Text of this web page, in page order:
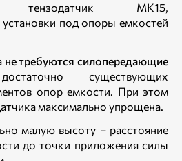
тензодатчик МК15,
под опоры емкостей
не требуются силопередающие
существующих
опор емкости. При этом
максимально упрощена.
малую высоту – расстояние
до точки приложения силы